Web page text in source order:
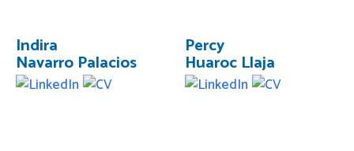
Indira
Navarro Palacios
Percy
Huaroc Llaja